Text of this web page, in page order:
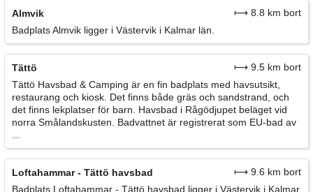
Almvik
⟼ 8.8 km bort
Badplats Almvik ligger i Västervik i Kalmar län.
Tättö
⟼ 9.5 km bort
Tättö Havsbad & Camping är en fin badplats med havsutsikt,
restaurang och kiosk. Det finns både gräs och sandstrand, och
det finns lekplatser för barn. Havsbad i Rågödjupet beläget vid
norra Smålandskusten. Badvattnet är registrerat som EU-bad av
Loftahammar - Tättö havsbad
⟼ 9.6 km bort
Badplats Loftahammar - Tättö havsbad ligger i Västervik i Kalmar